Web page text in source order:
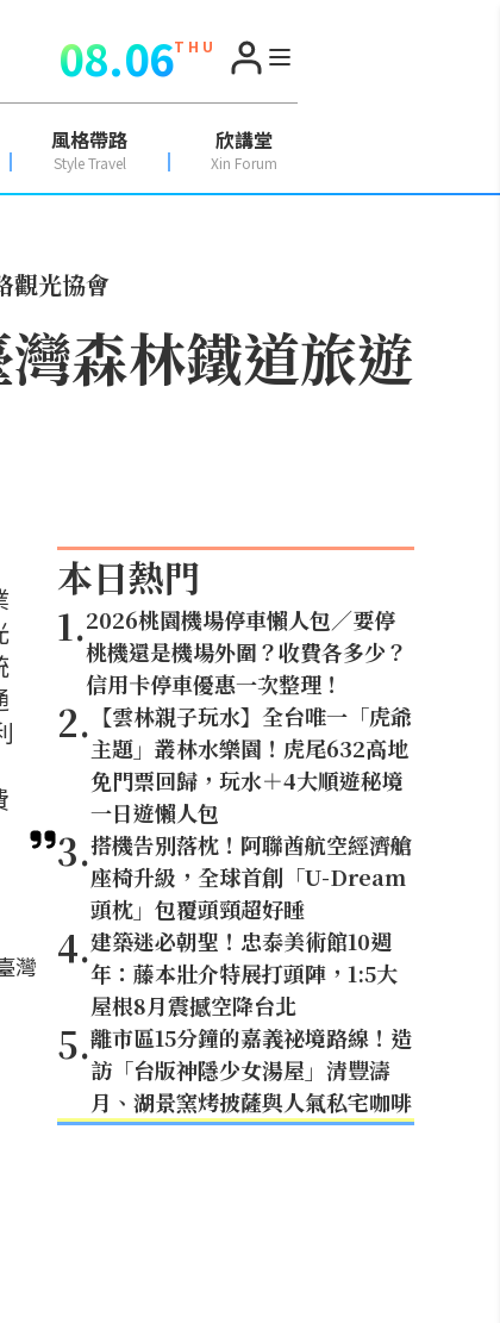
08.06T H U
風格帶路
Style Travel
欣講堂
Xin Forum
觀光協會
森林鐵道旅遊
灣
本日熱門
1.2026桃園機場停車懶人包／要停
桃機還是機場外圍？收費各多少？
信用卡停車優惠一次整理！
2. 【雲林親子玩水】全台唯一「虎爺
主題」叢林水樂園！虎尾632高地
免門票回歸，玩水＋4大順遊秘境
一日遊懶人包
3.搭機告別落枕！阿聯酋航空經濟艙
座椅升級，全球首創「U-Dream
頭枕」包覆頭頸超好睡
4.建築迷必朝聖！忠泰美術館10週
年：藤本壯介特展打頭陣，1:5大
屋根8月震撼空降台北
5.離市區15分鐘的嘉義祕境路線！造
訪「台版神隱少女湯屋」清豐濤
月、湖景窯烤披薩與人氣私宅咖啡